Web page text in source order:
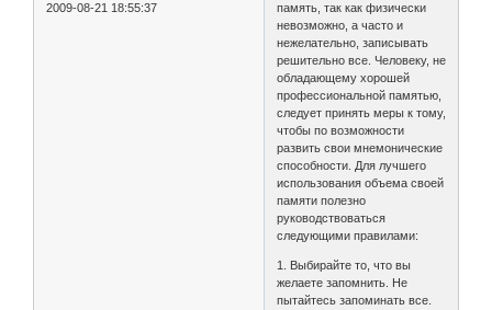
2009-08-21 18:55:37
память, так как физически
невозможно, а часто и
нежелательно, записывать
решительно все. Человеку, не
обладающему хорошей
профессиональной памятью,
следует принять меры к тому,
чтобы по возможности
развить свои мнемонические
способности. Для лучшего
использования объема своей
памяти полезно
руководствоваться
следующими правилами:
1. Выбирайте то, что вы
желаете запомнить. Не
пытайтесь запоминать все.